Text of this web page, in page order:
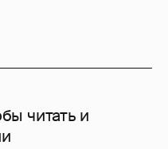
читать и